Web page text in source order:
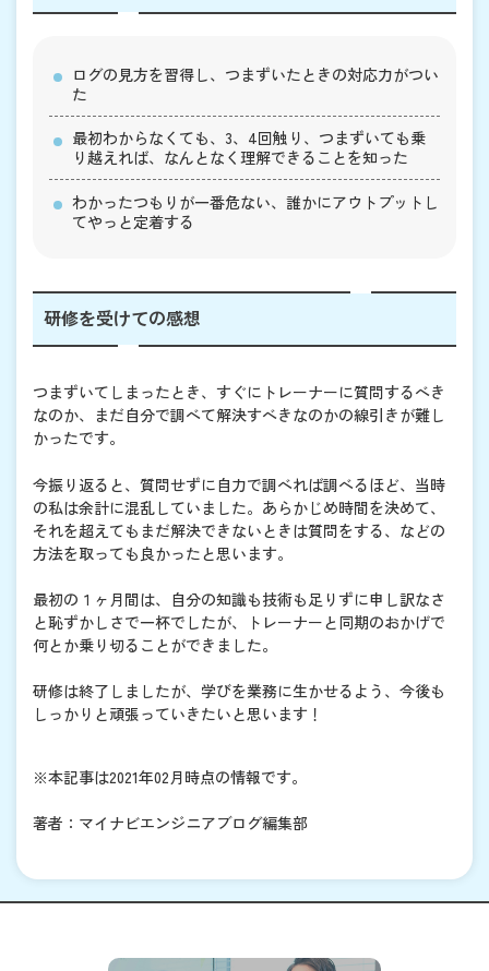
ログの見方を習得し、つまずいたときの対応力がつい
た
最初わからなくても、3、4回触り、つまずいても乗
り越えれば、なんとなく理解できることを知った
わかったつもりが一番危ない、誰かにアウトプットし
てやっと定着する
研修を受けての感想
つまずいてしまったとき、すぐにトレーナーに質問するべき
なのか、まだ自分で調べて解決すべきなのかの線引きが難し
かったです。
今振り返ると、質問せずに自力で調べれば調べるほど、当時
の私は余計に混乱していました。あらかじめ時間を決めて、
それを超えてもまだ解決できないときは質問をする、などの
方法を取っても良かったと思います。
最初の１ヶ月間は、自分の知識も技術も足りずに申し訳なさ
と恥ずかしさで一杯でしたが、トレーナーと同期のおかげで
何とか乗り切ることができました。
研修は終了しましたが、学びを業務に生かせるよう、今後も
しっかりと頑張っていきたいと思います！
※本記事は2021年02月時点の情報です。
著者：マイナビエンジニアブログ編集部